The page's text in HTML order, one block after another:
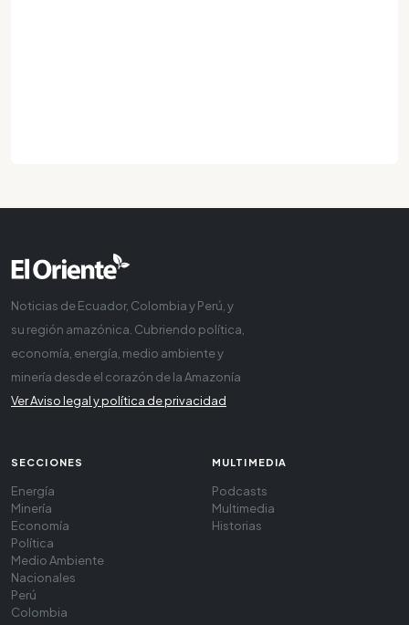
Noticias de Ecuador, Colombia y Perú, y
su región amazónica. Cubriendo política,
economía, energía, medio ambiente y
minería desde el corazón de la Amazonía
Ver Aviso legal y política de privacidad
SECCIONES
Energía
Minería
Economía
Política
Medio Ambiente
Nacionales
Perú
Colombia
MULTIMEDIA
Podcasts
Multimedia
Historias